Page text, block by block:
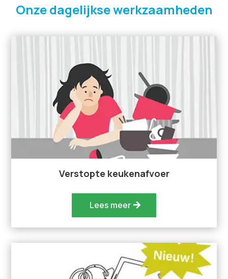
Onze dagelijkse werkzaamheden
Verstopte keukenafvoer
Lees meer